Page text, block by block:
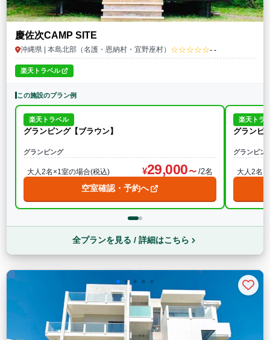
慶佐次CAMP SITE
沖縄県 | 本島北部（名護・恩納村・宜野座村） ☆☆☆☆☆- -
楽天トラベル
この施設のプラン例
楽天トラベル
グランピング【ブラウン】
グランピング
大人2名×1室の場合(税込) 29,000 /2名
空室確認・予約へ
楽天トラ
グランピ
グランピン
大人2名
全プランを見る / 詳細はこちら